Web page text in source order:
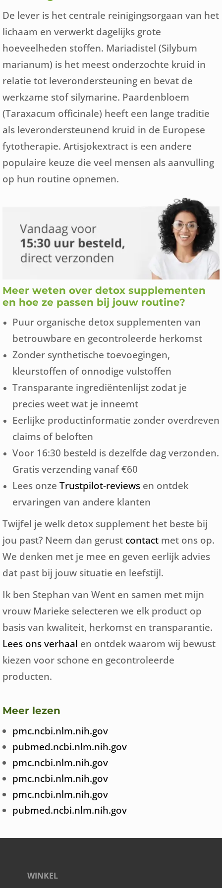
De lever is het centrale reinigingsorgaan van het
lichaam en verwerkt dagelijks grote
hoeveelheden stoffen. Mariadistel (Silybum
marianum) is het meest onderzochte kruid in
relatie tot leverondersteuning en bevat de
werkzame stof silymarine. Paardenbloem
(Taraxacum officinale) heeft een lange traditie
als leverondersteunend kruid in de Europese
fytotherapie. Artisjokextract is een andere
populaire keuze die veel mensen als aanvulling
op hun routine opnemen.
Meer weten over detox supplementen
en hoe ze passen bij jouw routine?
Puur organische detox supplementen van
betrouwbare en gecontroleerde herkomst
Zonder synthetische toevoegingen,
kleurstoffen of onnodige vulstoffen
Transparante ingrediëntenlijst zodat je
precies weet wat je inneemt
Eerlijke productinformatie zonder overdreven
claims of beloften
Voor 16:30 besteld is dezelfde dag verzonden.
Gratis verzending vanaf €60
Lees onze Trustpilot-reviews en ontdek
ervaringen van andere klanten
Twijfel je welk detox supplement het beste bij
jou past? Neem dan gerust contact met ons op.
We denken met je mee en geven eerlijk advies
dat past bij jouw situatie en leefstijl.
Ik ben Stephan van Went en samen met mijn
vrouw Marieke selecteren we elk product op
basis van kwaliteit, herkomst en transparantie.
Lees ons verhaal en ontdek waarom wij bewust
kiezen voor schone en gecontroleerde
producten.
Meer lezen
pmc.ncbi.nlm.nih.gov
pubmed.ncbi.nlm.nih.gov
pmc.ncbi.nlm.nih.gov
pmc.ncbi.nlm.nih.gov
pmc.ncbi.nlm.nih.gov
pubmed.ncbi.nlm.nih.gov
WINKEL